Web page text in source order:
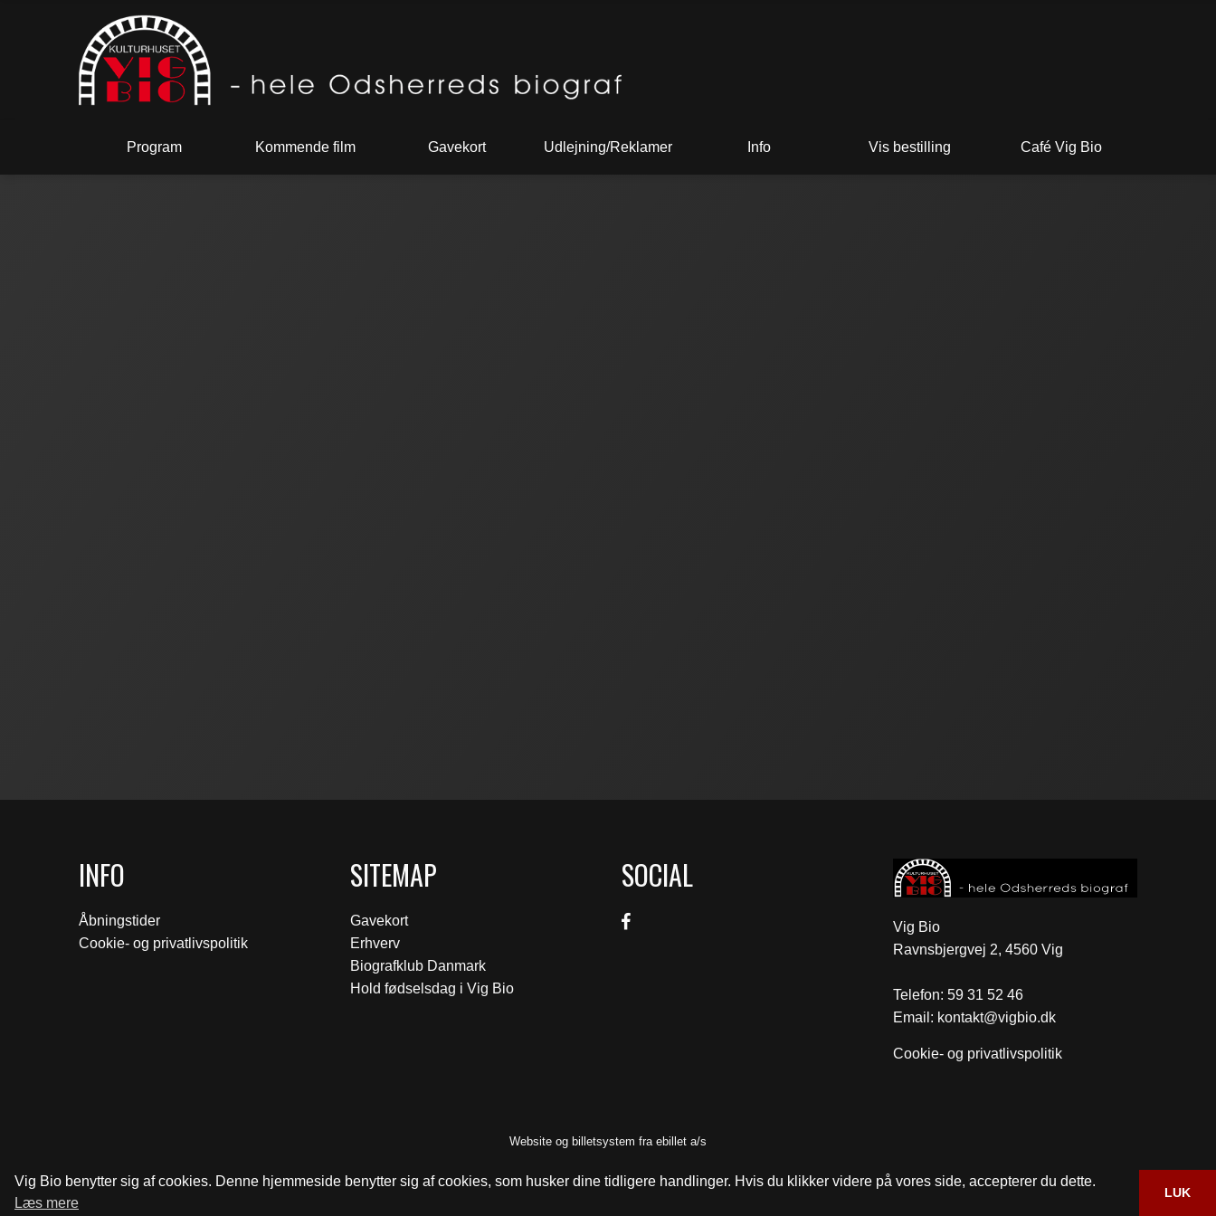
Vig Bio benytter sig af cookies. Denne hjemmeside benytter sig af cookies, som husker dine tidligere handlinger. Hvis du klikker videre på vores side, accepterer du dette.
Læs mere
LUK
Program Kommende film Gavekort Udlejning/Reklamer Info Vis bestilling Café Vig Bio
INFO
Åbningstider
Cookie- og privatlivspolitik
SITEMAP
Gavekort
Erhverv
Biografklub Danmark
Hold fødselsdag i Vig Bio
SOCIAL
Vig Bio
Ravnsbjergvej 2, 4560 Vig
Telefon: 59 31 52 46
Email: kontakt@vigbio.dk
Cookie- og privatlivspolitik
Website og billetsystem fra ebillet a/s